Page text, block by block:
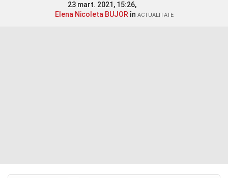
23 mart. 2021, 15:26,
Elena Nicoleta BUJORîn ACTUALITATE